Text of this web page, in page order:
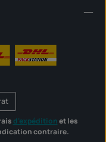
d'expéditionet les
contraire.